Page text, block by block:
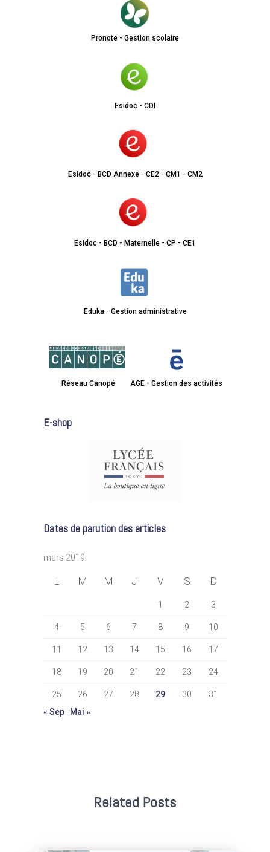
Pronote - Gestion scolaire
Esidoc - CDI
Esidoc - BCD Annexe - CE2 - CM1 - CM2
Esidoc - BCD - Maternelle - CP - CE1
Eduka - Gestion administrative
Réseau Canopé AGE - Gestion des activités
E-shop
Dates de parution des articles
mars 2019
L M M J V S D
1 2 3
4 5 6 7 8 9 10
11 12 13 14 15 16 17
18 19 20 21 22 23 24
25 26 27 28 29 30
31
« Sep
Mai »
Related Posts